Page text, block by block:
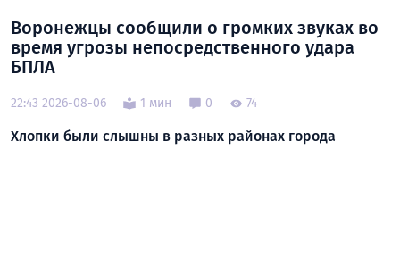
Воронежцы сообщили о громких звуках во
время угрозы непосредственного удара
БПЛА
22:43 2026-08-06 1 мин 0 74
Хлопки были слышны в разных районах города